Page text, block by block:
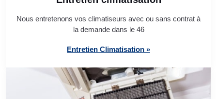
Nous entretenons vos climatiseurs avec ou sans contrat à
la demande dans le 46
Entretien Climatisation »